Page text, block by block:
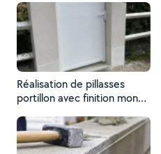
Réalisation de pillasses
portillon avec finition mono